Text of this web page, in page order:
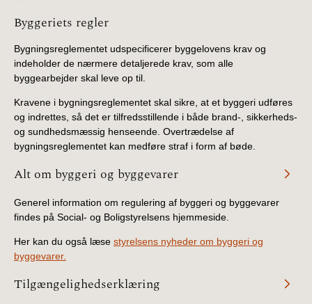
BR18 (1/1-4/7 2019)
BR18 (1/7-31/12
2018)
BR18 (1/1-30/6
2018)
BR15 (2015-2018)
Tidligere BR (1961-
Information
Byggeriets regler
Bygningsreglementet udspecificerer byggelovens krav og
indeholder de nærmere detaljerede krav, som alle
byggearbejder skal leve op til.
Kravene i bygningsreglementet skal sikre, at et byggeri udføres
og indrettes, så det er tilfredsstillende i både brand-, sikkerheds-
og sundhedsmæssig henseende. Overtrædelse af
bygningsreglementet kan medføre straf i form af bøde.
Alt om byggeri og byggevarer
Generel information om regulering af byggeri og byggevarer
findes på Social- og Boligstyrelsens hjemmeside.
Her kan du også læse styrelsens nyheder om byggeri og
byggevarer.
Tilgængelighedserklæring